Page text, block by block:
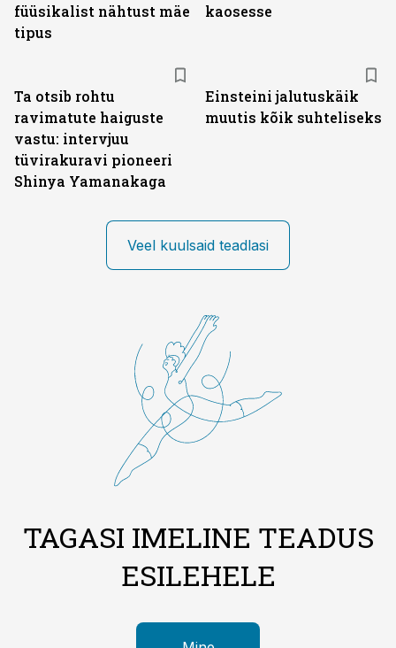
füüsikalist nähtust mäe
tipus
kaosesse
Ta otsib rohtu
ravimatute haiguste
vastu: intervjuu
tüvirakuravi pioneeri
Shinya Yamanakaga
Einsteini jalutuskäik
muutis kõik suhteliseks
Veel kuulsaid teadlasi
TAGASI IMELINE TEADUS
ESILEHELE